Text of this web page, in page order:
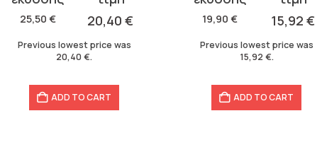
25,50€
was:
25,50 €.
20,40€
20,40 €.
Previous lowest price was
20,40€.
ADD TO CART
19,90€
was:
19,90 €.
15,92 €
15,92 €.
Previous lowest price was
15,92 €.
ADD TO CART